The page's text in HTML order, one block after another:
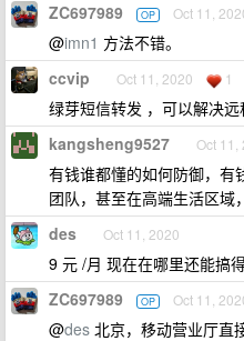
ZC697989 OP Oct 11,
@imn1 方法不错。
ccvip Oct 11, 2020 1
绿芽短信转发 ，可以解决
kangsheng9527 Oct 11,
有钱谁都懂的如何防御，有
团队，甚至在高端生活区域
des Oct 11, 2020
9 元 /月 现在在哪里还能搞得
ZC697989 OP Oct 11,
@des 北京，移动营业厅直